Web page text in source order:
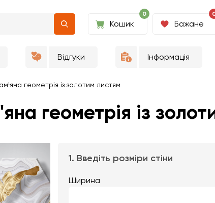
0
Кошик Бажане
Відгуки Інформація
геометрія із золотим листям
геометрія із
1. Введіть розміри стіни
Ширина